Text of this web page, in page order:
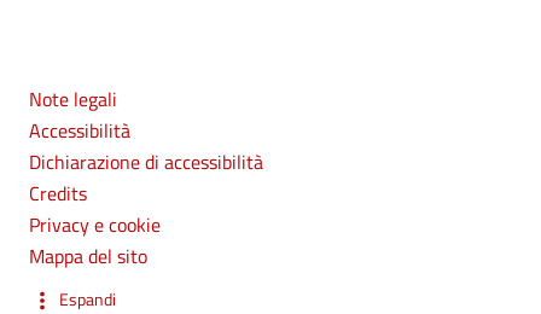
Note legali
Accessibilità
Dichiarazione di accessibilità
Credits
Privacy e cookie
Mappa del sito
Espandi